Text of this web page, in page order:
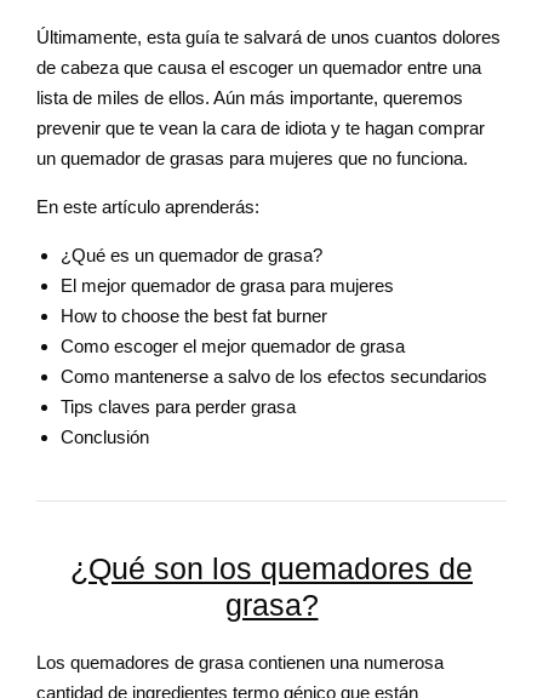
Últimamente, esta guía te salvará de unos cuantos dolores
de cabeza que causa el escoger un quemador entre una
lista de miles de ellos. Aún más importante, queremos
prevenir que te vean la cara de idiota y te hagan comprar
un quemador de grasas para mujeres que no funciona.
En este artículo aprenderás:
¿Qué es un quemador de grasa?
El mejor quemador de grasa para mujeres
How to choose the best fat burner
Como escoger el mejor quemador de grasa
Como mantenerse a salvo de los efectos secundarios
Tips claves para perder grasa
Conclusión
¿Qué son los quemadores de
grasa?
Los quemadores de grasa contienen una numerosa
cantidad de ingredientes termo génico que están